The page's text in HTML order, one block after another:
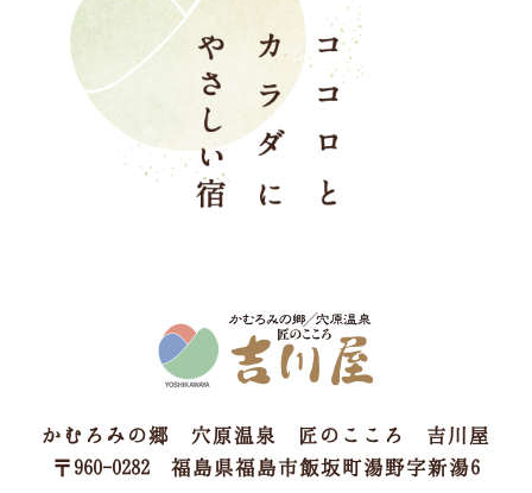
かむろみの郷 穴原温泉 匠のこころ 吉川屋
〒960-0282 福島県福島市飯坂町湯野字新湯6